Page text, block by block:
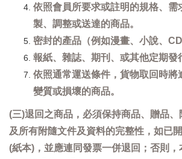
依照會員所要求或註明的規格、需
製、調整或送達的商品。
密封的產品（例如漫畫、小說、
報紙、雜誌、期刊、或其他定期發
依照通常運送條件，貨物取回時將
變質或損壞的商品。
(三)退回之商品，必須保持商品、贈品、
及所有附隨文件及資料的完整性，如已
(紙本)，並應連同發票一併退回；否則